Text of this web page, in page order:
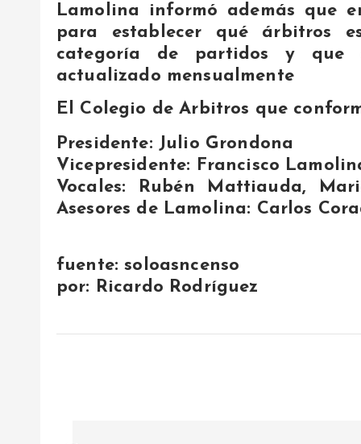
Lamolina informó además que
para establecer qué árbitros
categoría de partidos y que
actualizado mensualmente
El Colegio de Arbitros que
Presidente: Julio Grondona
Vicepresidente: Francisco
Vocales: Rubén Mattiauda,
Asesores de Lamolina: Carlos
fuente: soloasncenso
por: Ricardo Rodríguez